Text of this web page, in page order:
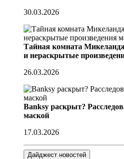
30.03.2026
Тайная комната
и нераскрытые
26.03.2026
Banksy раскрыт?
маской
17.03.2026
Дайджест новостей